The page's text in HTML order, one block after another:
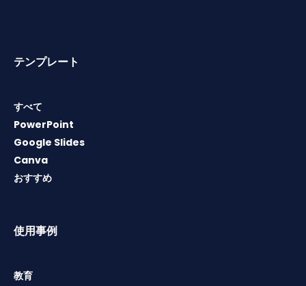
テンプレート
すべて
PowerPoint
Google Slides
Canva
おすすめ
使用事例
教育